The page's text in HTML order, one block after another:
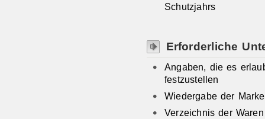
Schutzjahrs
Erforderliche
Angaben, die es
festzustellen
Wiedergabe der
Verzeichnis der